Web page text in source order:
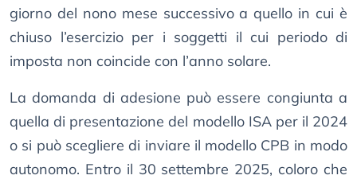
giorno del nono mese successivo a quello in cui è
chiuso l’esercizio per i soggetti il cui periodo di
imposta non coincide con l’anno solare.
La domanda di adesione può essere congiunta a
quella di presentazione del modello ISA per il 2024
o si può scegliere di inviare il modello CPB in modo
autonomo. Entro il 30 settembre 2025, coloro che